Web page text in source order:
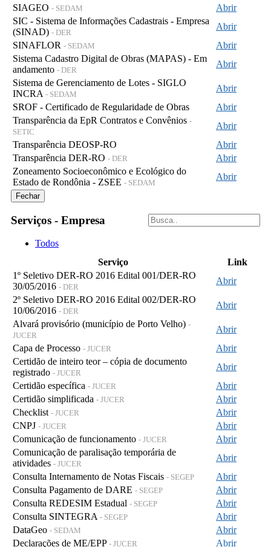
SIAGEO - SEDAM
Abrir
SIC - Sistema de Informações Cadastrais - Empresa
(SINAD) - DER
Abrir
SINAFLOR - SEDAM
Abrir
Sistema Cadastro Digital de Obras (MAPAS) - Em
andamento - DER
Abrir
Sistema de Gerenciamento de Lotes - SIGLO
INCRA - SEDAM
Abrir
SROF - Certificado de Regularidade de Obras
Abrir
Transparência da EpR Contratos e Convênios -
SETIC
Abrir
Transparência DEOSP-RO
Abrir
Transparência DER-RO - DER
Abrir
Zoneamento Socioeconômico e Ecológico do
Estado de Rondônia - ZSEE - SEDAM
Abrir
Fechar
Serviços - Empresa
Todos
Serviço
Link
1º Seletivo DER-RO 2016 Edital 001/DER-RO
30/05/2016 - DER
Abrir
2º Seletivo DER-RO 2016 Edital 002/DER-RO
10/06/2016 - DER
Abrir
Alvará provisório (município de Porto Velho) -
JUCER
Abrir
Capa de Processo - JUCER
Abrir
Certidão de inteiro teor – cópia de documento
registrado - JUCER
Abrir
Certidão específica - JUCER
Abrir
Certidão simplificada - JUCER
Abrir
Checklist - JUCER
Abrir
CNPJ - JUCER
Abrir
Comunicação de funcionamento - JUCER
Abrir
Comunicação de paralisação temporária de
atividades - JUCER
Abrir
Consulta Internamento de Notas Fiscais - SEGEP
Abrir
Consulta Pagamento de DARE - SEGEP
Abrir
Consulta REDESIM Estadual - SEGEP
Abrir
Consulta SINTEGRA - SEGEP
Abrir
DataGeo - SEDAM
Abrir
Declarações de ME/EPP - JUCER Abrir